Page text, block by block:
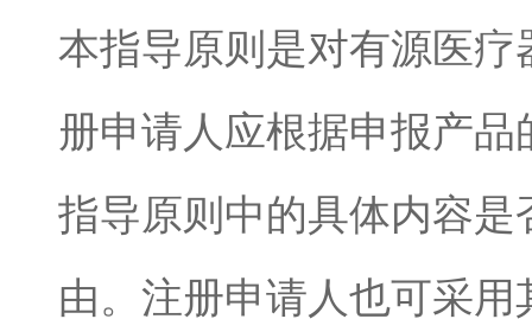
本指导原则是对有源医
册申请人应根据申报产
指导原则中的具体内容
由。注册申请人也可采